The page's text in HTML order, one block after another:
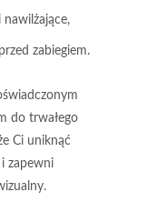
zabiegiem.
do trwałego
Ci uniknąć
zapewni